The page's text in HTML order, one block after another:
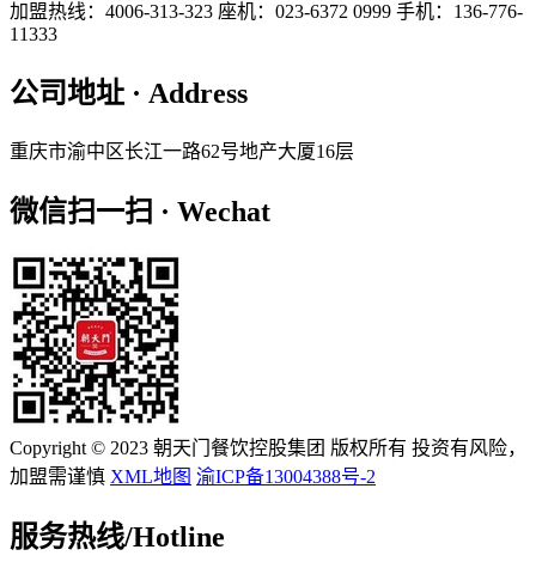
加盟热线：4006-313-323 座机：023-6372 0999 手机：136-776-
11333
公司地址 · Address
重庆市渝中区长江一路62号地产大厦16层
微信扫一扫 · Wechat
Copyright © 2023 朝天门餐饮控股集团 版权所有 投资有风险，
加盟需谨慎 XML地图 渝ICP备13004388号-2
服务热线/Hotline